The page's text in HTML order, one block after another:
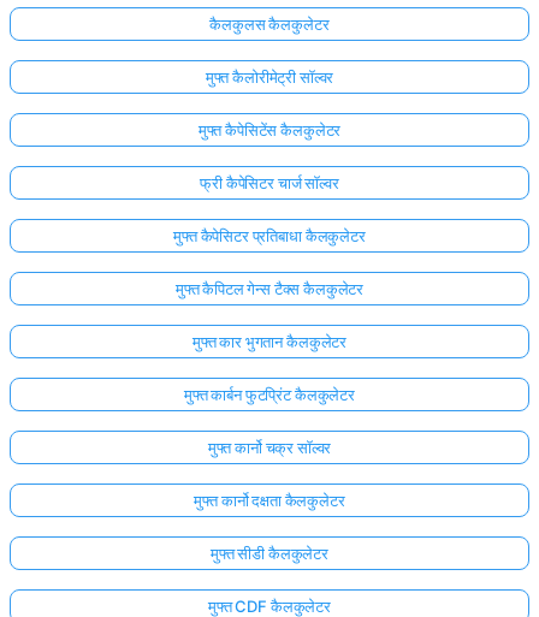
कैलकुलस कैलकुलेटर
मुफ्त कैलोरीमेट्री सॉल्वर
मुफ्त कैपेसिटेंस कैलकुलेटर
फ्री कैपेसिटर चार्ज सॉल्वर
मुफ्त कैपेसिटर प्रतिबाधा कैलकुलेटर
मुफ्त कैपिटल गेन्स टैक्स कैलकुलेटर
मुफ्त कार भुगतान कैलकुलेटर
मुफ्त कार्बन फुटप्रिंट कैलकुलेटर
मुफ्त कार्नो चक्र सॉल्वर
मुफ्त कार्नो दक्षता कैलकुलेटर
मुफ्त सीडी कैलकुलेटर
मुफ्त CDF कैलकुलेटर